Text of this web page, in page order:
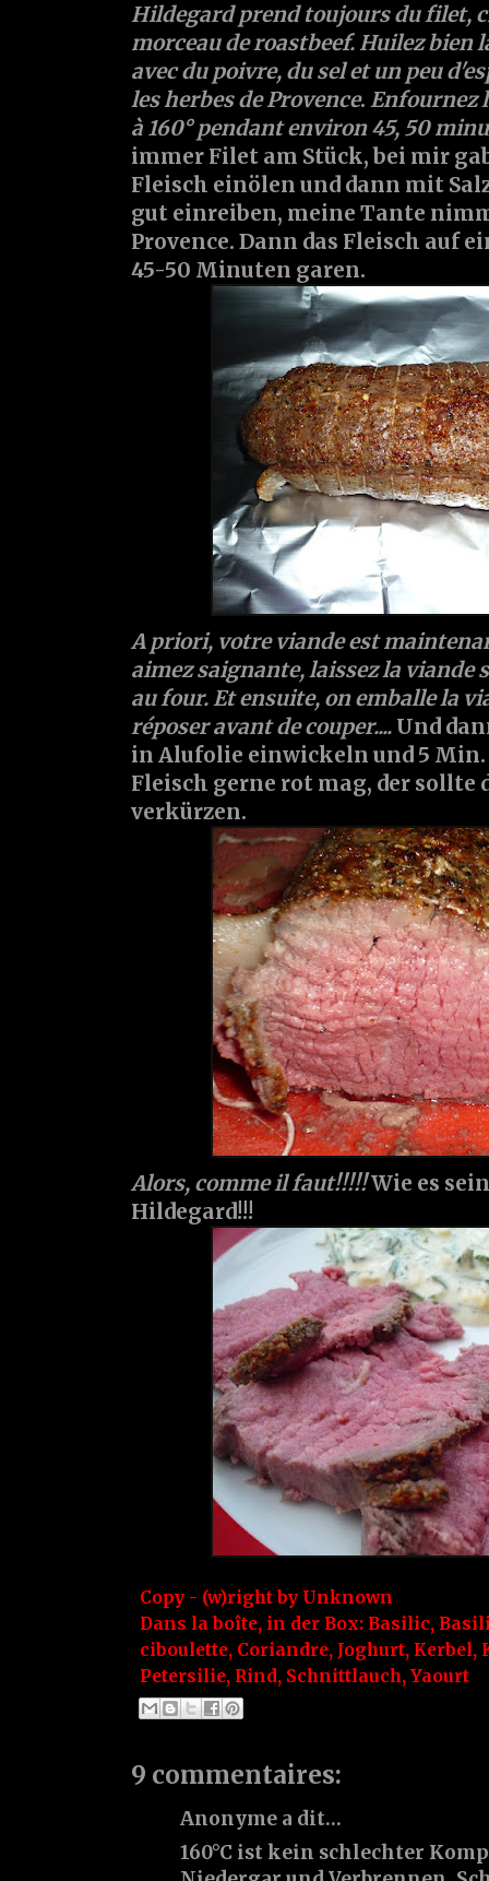
Hildegard prend toujours du filet,
morceau de roastbeef. Huilez bien
avec du poivre, du sel et un peu
les herbes de Provence. Enfournez
à 160° pendant environ 45, 50
immer Filet am Stück, bei mir
Fleisch einölen und dann mit
gut einreiben, meine Tante
Provence. Dann das Fleisch auf
45-50 Minuten garen.
A priori, votre viande est
aimez saignante, laissez la viande
au four. Et ensuite, on emballe la
réposer avant de couper.... Und
in Alufolie einwickeln und 5 Min.
Fleisch gerne rot mag, der sollte
verkürzen.
Alors, comme il faut!!!!!Wie es
Hildegard!!!
Copy - (w)right by Unknown
Dans la boîte, in der Box: Basilic,
ciboulette, Coriandre, Joghurt, Kerbel,
Petersilie, Rind, Schnittlauch, Yaourt
9 commentaires:
Anonyme a dit…
160°C ist kein schlechter